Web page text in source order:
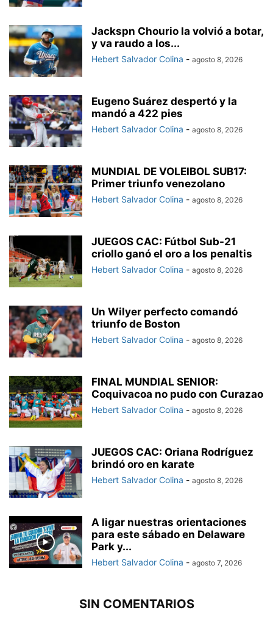
Jackspn Chourio la volvió a botar,
y va raudo a los...
Hebert Salvador Colina - agosto 8, 2026
Eugeno Suárez despertó y la
mandó a 422 pies
Hebert Salvador Colina - agosto 8, 2026
MUNDIAL DE VOLEIBOL SUB17:
Primer triunfo venezolano
Hebert Salvador Colina - agosto 8, 2026
JUEGOS CAC: Fútbol Sub-21
criollo ganó el oro a los penaltis
Hebert Salvador Colina - agosto 8, 2026
Un Wilyer perfecto comandó
triunfo de Boston
Hebert Salvador Colina - agosto 8, 2026
FINAL MUNDIAL SENIOR:
Coquivacoa no pudo con Curazao
Hebert Salvador Colina - agosto 8, 2026
JUEGOS CAC: Oriana Rodríguez
brindó oro en karate
Hebert Salvador Colina - agosto 8, 2026
A ligar nuestras orientaciones
para este sábado en Delaware
Park y...
Hebert Salvador Colina - agosto 7, 2026
SIN COMENTARIOS